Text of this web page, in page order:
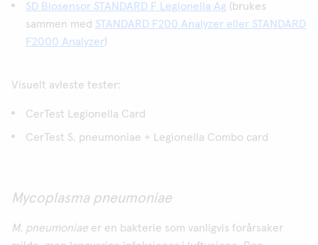
SD Biosensor STANDARD F Legionella Ag (brukes
sammen med STANDARD F200 Analyzer eller STANDARD
F2000 Analyzer)
Visuelt avleste tester:
CerTest Legionella Card
CerTest S. pneumoniae + Legionella Combo card
Mycoplasma pneumoniae
M. pneumoniae er en bakterie som vanligvis forårsaker